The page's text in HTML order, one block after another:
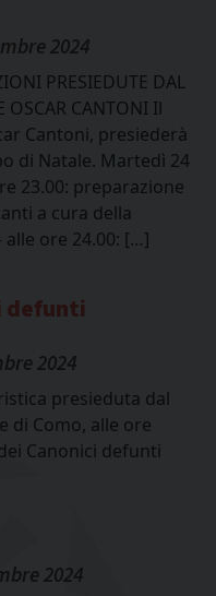
2024
PRESIEDUTE DAL
OSCAR CANTONI Il
Cantoni, presiederà
di Natale. Martedì 24
23.00: preparazione
a cura della
alle ore 24.00: […]
defunti
2024
presieduta dal
di Como, alle ore
Canonici defunti
2024